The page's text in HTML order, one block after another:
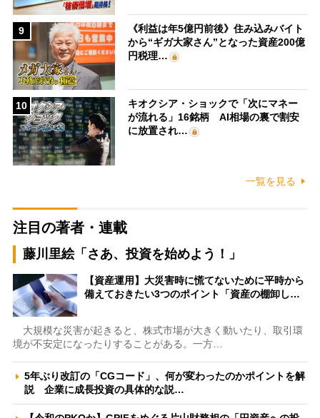
9
《利益は年5億円前後》住み込みバイト
から“ギガ大家さん”となった資産200億
円税理…
10
キオクシア・ショックで「次にマネー
が流れる」16銘柄 AI相場の裏で割安
に放置され…
一覧を見る
注目の著者・連載
藤川里絵「さあ、投資を始めよう！」
【資産運用】大災害時に慌てないために平時から
備えておきたい3つのポイント「資産の棚卸し…
大規模な災害が起きると、株式市場が大きく動いたり、取引環
境が不安定になったりすることがある。一方…
5年ぶり改訂の「CGコード」、何が変わったのかポイントを解
説 企業に成長投資の具体的な説…